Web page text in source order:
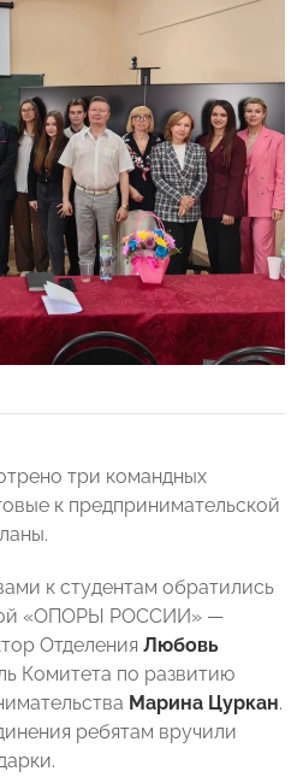
три командных
к предпринимательской
к студентам обратились
«ОПОРЫ РОССИИ» —
Отделения Любовь
Комитета по развитию
Марина Цуркан.
ребятам вручили